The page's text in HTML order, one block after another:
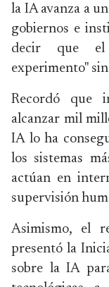
la IA avanza a
gobiernos e
decir que el
experimento"
Recordó que
alcanzar mil
IA lo ha
los sistemas
actúan en
supervisión
Asimismo, el
presentó la
sobre la IA